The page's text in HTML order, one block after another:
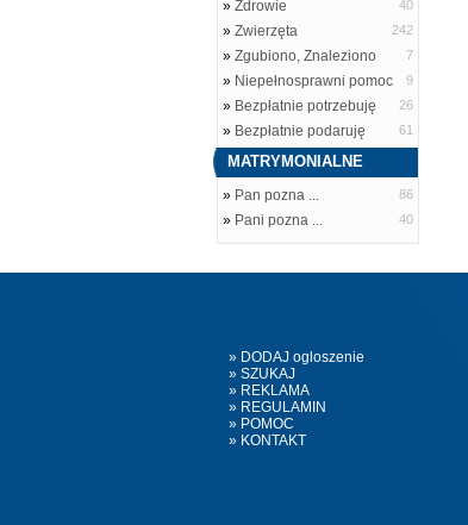
» Zdrowie 40
» Zwierzęta 242
» Zgubiono, Znaleziono 7
» Niepełnosprawni pomoc 9
» Bezpłatnie potrzebuję 26
» Bezpłatnie podaruję 61
MATRYMONIALNE
» Pan pozna ... 86
» Pani pozna ... 40
» DODAJ ogloszenie
» SZUKAJ
» REKLAMA
» REGULAMIN
» POMOC
» KONTAKT